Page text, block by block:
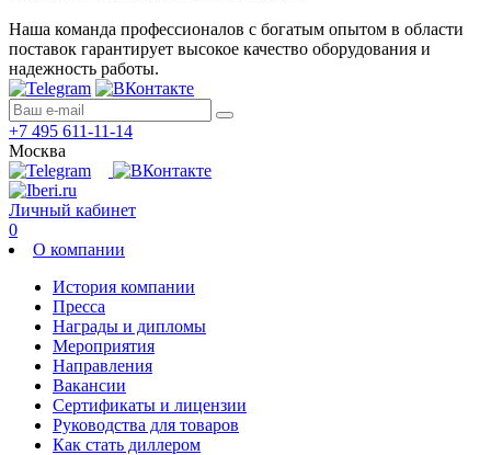
Наша команда профессионалов с богатым опытом в области
поставок гарантирует высокое качество оборудования и
надежность работы.
+7 495 611-11-14
Москва
Личный кабинет
0
О компании
История компании
Пресса
Награды и дипломы
Мероприятия
Направления
Вакансии
Сертификаты и лицензии
Руководства для товаров
Как стать диллером